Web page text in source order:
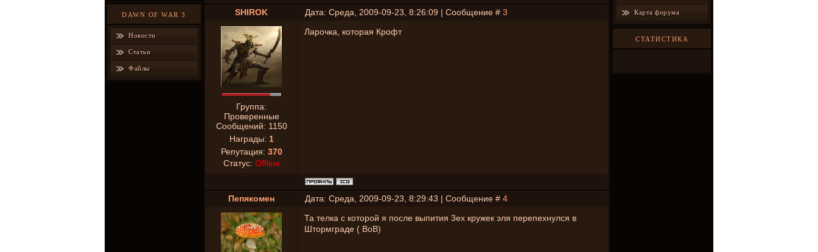
DAWN OF WAR 3
Новости
Статьи
Файлы
SHIROK Дата: Среда, 2009-09-23, 8:26:09 | Сообщение # 3
Группа:
Проверенные
Сообщений: 1150
Награды: 1
Репутация: 370
Статус: Offline
Ларочка, которая Крофт
Пепякомен Дата: Среда, 2009-09-23, 8:29:43 | Сообщение # 4
Та телка с которой я после выпития 3ех кружек эля перепехнулся в
Штормграде ( ВоВ)
Карта форума
СТАТИСТИКА